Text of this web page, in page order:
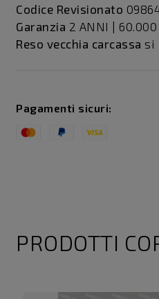
Codice Revisionato
Garanzia 2 ANNI | 60.000
Reso vecchia carcassa si
Pagamenti sicuri:
PRODOTTI